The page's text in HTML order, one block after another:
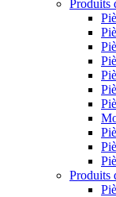
Produits
Produits